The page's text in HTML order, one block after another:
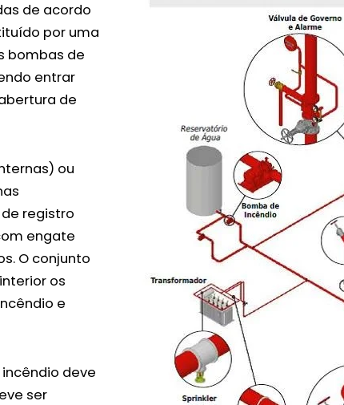
de acordo
por uma
bombas de
entrar
de
ou
registro
engate
O conjunto
os
e
incêndio deve
ser